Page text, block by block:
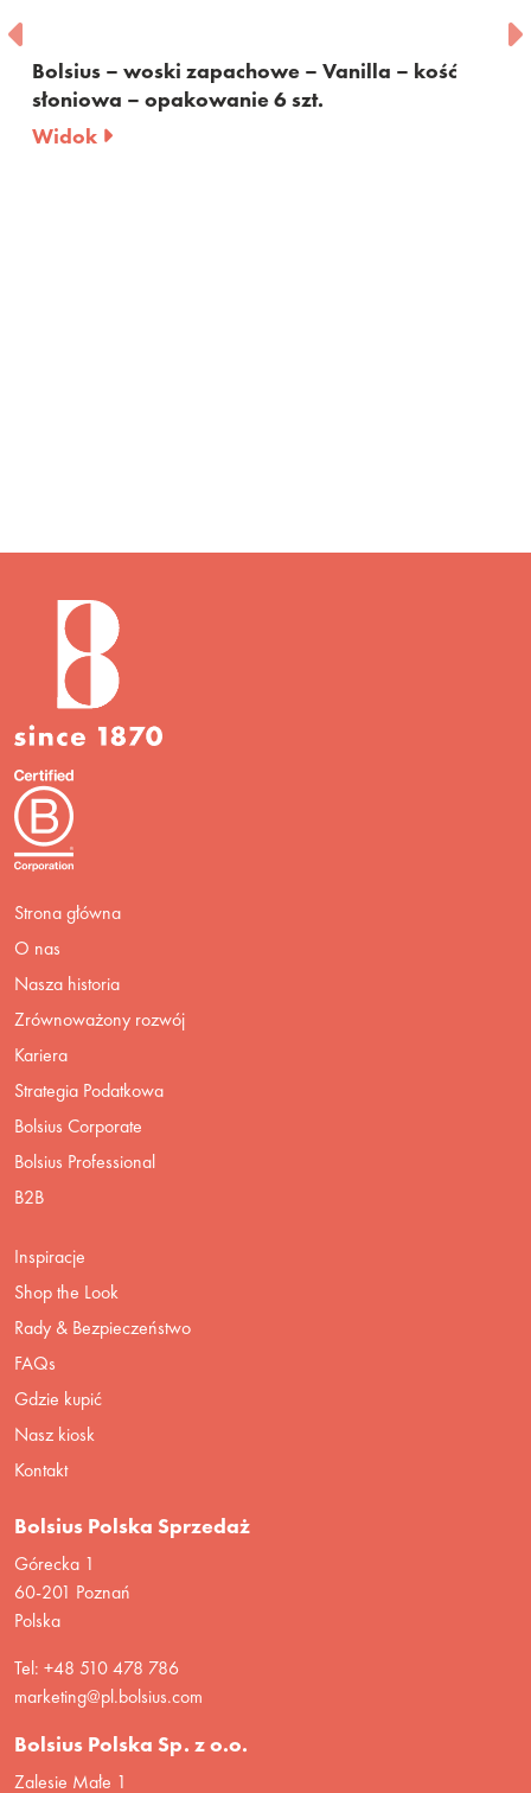
Bolsius – woski zapachowe – Vanilla – kość
słoniowa – opakowanie 6 szt.
Widok
Strona główna
O nas
Nasza historia
Zrównoważony rozwój
Kariera
Strategia Podatkowa
Bolsius Corporate
Bolsius Professional
B2B
Inspiracje
Shop the Look
Rady & Bezpieczeństwo
FAQs
Gdzie kupić
Nasz kiosk
Kontakt
Bolsius Polska Sprzedaż
Górecka 1
60-201 Poznań
Polska
Tel: +48 510 478 786
marketing@pl.bolsius.com
Bolsius Polska Sp. z o.o.
Zalesie Małe 1